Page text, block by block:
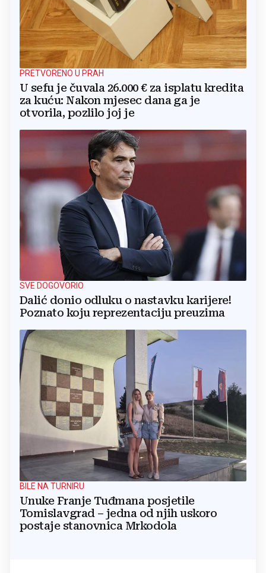
PRETVORENO U PRAH
U sefu je čuvala 26.000 € za isplatu kredita
za kuću: Nakon mjesec dana ga je
otvorila, pozlilo joj je
SVE DOGOVORIO
Dalić donio odluku o nastavku karijere!
Poznato koju reprezentaciju preuzima
BILE NA TURNIRU
Unuke Franje Tuđmana posjetile
Tomislavgrad – jedna od njih uskoro
postaje stanovnica Mrkodola